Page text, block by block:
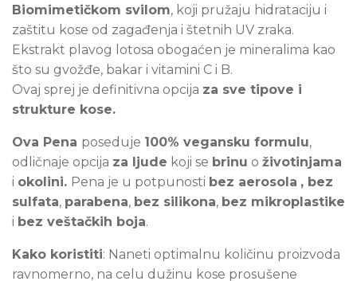
Biomimetičkom svilom, koji pružaju hidrataciju i
zaštitu kose od zagađenja i štetnih UV zraka.
Ekstrakt plavog lotosa obogaćen je mineralima kao
što su gvožđe, bakar i vitamini C i B.
Ovaj sprej je definitivna opcija za sve tipove i
strukture kose.
Ova Pena poseduje 100% vegansku formulu,
odličnaje opcija za ljude koji se brinu o životinjama
i okolini. Pena je u potpunosti bez aerosola , bez
sulfata, parabena, bez silikona, bez mikroplastike
i bez veštačkih boja.
Kako koristiti: Naneti optimalnu količinu proizvoda
ravnomerno, na celu dužinu kose prosušene